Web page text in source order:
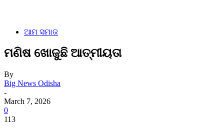
ଆମ ସମାଜ
ମଣିଷ ଖୋଜୁଛି ଆତ୍ମୀୟତା
By
Big News Odisha
-
March 7, 2026
0
113